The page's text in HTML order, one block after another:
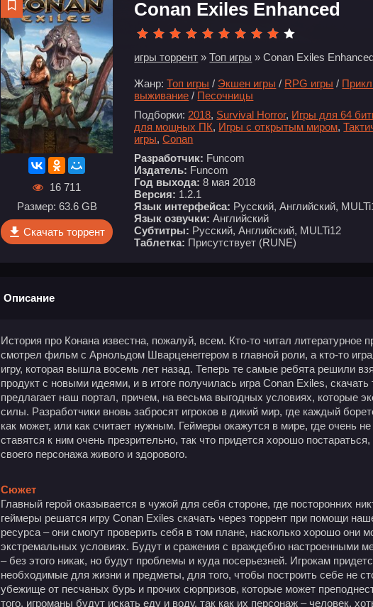
16 711
Размер: 63.6 GB
Скачать торрент
Conan Exiles Enhanced
игры торрент »Топ игры » Conan Exiles
Жанр: Топ игры / Экшен игры / RPG игры /
выживание / Песочницы
Подборки: 2018, Survival Horror, Игры для 64
для мощных ПК, Игры с открытым миром,
игры,Conan
Разработчик: Funcom
Издатель: Funcom
Год выхода: 8 мая 2018
Версия: 1.2.1
Язык интерфейса: Русский, Английский,
Язык озвучки: Английский
Субтитры: Русский, Английский, MULTi12
Таблетка: Присутствует (RUNE)
Описание
История про Конана известна, пожалуй, всем. Кто-то читал литературное
смотрел фильм с Арнольдом Шварценеггером в главной роли, а кто-то
игру, которая вышла восемь лет назад. Теперь те самые ребята решили
продукт с новыми идеями, и в итоге получилась игра Conan Exiles, скачать
предлагает наш портал, причем, на весьма выгодных условиях, которые
силы. Разработчики вновь забросят игроков в дикий мир, где каждый
как может, или как считает нужным. Геймеры окажутся в мире, где очень
ставятся к ним очень презрительно, так что придется хорошо
своего персонажа живого и здорового.
Сюжет
Главный герой оказывается в чужой для себя стороне, где посторонних
геймеры решатся игру Conan Exiles скачать через торрент при помощи
ресурса – они смогут проверить себя в том плане, насколько хорошо они
экстремальных условиях. Будут и сражения с враждебно настроенными
– без этого никак, но будут проблемы и куда посерьезней. Игрокам
необходимые для жизни и предметы, для того, чтобы построить себе не
убежище от песчаных бурь и прочих сюрпризов, которые может
того, игроманы будут искать еду и воду, так как их персонаж – человек,